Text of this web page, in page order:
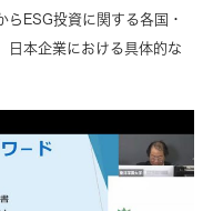
ESG投資に関する各国・
日本企業における具体的な